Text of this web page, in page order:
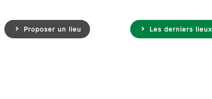
Proposer un lieu Les derniers lieux